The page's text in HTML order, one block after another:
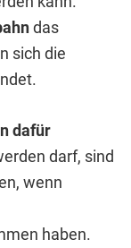
das
sich die
dafür
darf, sind
wenn
haben.